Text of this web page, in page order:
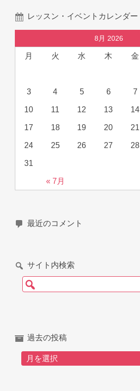
レッスン・イベントカレンダー
8月 2026
月 火 水 木 金
« 7月
3 4 5 6 7
10 11 12 13 14
17 18 19 20 21
24 25 26 27 28
31
最近のコメント
サイト内検索
検索:
過去の投稿
過去の投稿